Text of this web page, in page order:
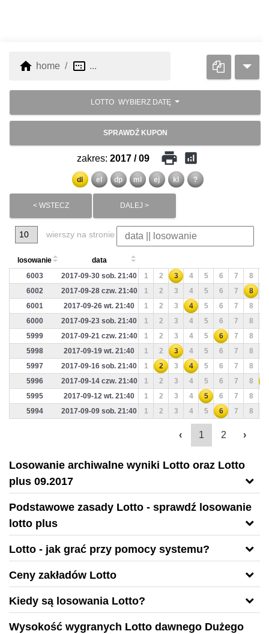
home home image_aspect_ratio ...
LOTTO WYBIERZ DATĘ
SPRAWDŹ KUPON
zakres: 2017 / 09 print analytics
dl el dp ml ej kl ?
< WSTECZ DALEJ >
wierszy na stronie
losowanie
data
6003
2017-09-30 sob. 21:40 1 2 3 4 5 6 7 8
6002
2017-09-28 czw. 21:40 1 2 3 4 5 6 7 8
6001
2017-09-26 wt. 21:40 1 2 3 4 5 6 7 8
6000
2017-09-23 sob. 21:40 1 2 3 4 5 6 7 8
5999
2017-09-21 czw. 21:40 1 2 3 4 5 6 7 8
5998
2017-09-19 wt. 21:40 1 2 3 4 5 6 7 8
5997
2017-09-16 sob. 21:40 1 2 3 4 5 6 7 8
5996
2017-09-14 czw. 21:40 1 2 3 4 5 6 7 8
5995
2017-09-12 wt. 21:40 1 2 3 4 5 6 7 8
5994
2017-09-09 sob. 21:40 1 2 3 4 5 6 7 8
‹ 1 2 ›
Losowanie archiwalne wyniki Lotto oraz Lotto
plus 09.2017
Podstawowe zasady Lotto - sprawdź losowanie
lotto plus
Lotto - jak grać przy pomocy systemu?
Ceny zakładów Lotto
Kiedy są losowania Lotto?
Wysokość wygranych Lotto dawnego Dużego